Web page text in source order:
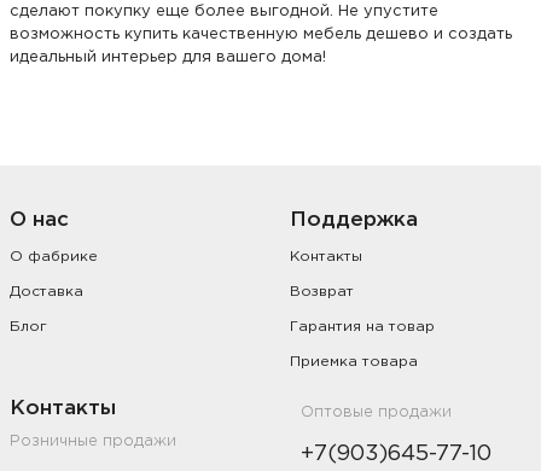
сделают покупку еще более выгодной. Не упустите
возможность купить качественную мебель дешево и создать
идеальный интерьер для вашего дома!
О нас
О фабрике
Доставка
Блог
Поддержка
Контакты
Возврат
Гарантия на товар
Приемка товара
Контакты
Розничные продажи
Оптовые продажи
+7(903)645-77-10